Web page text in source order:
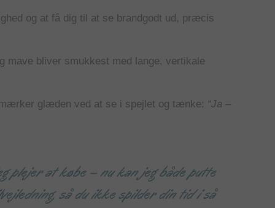
og at få dig til at se brandgodt ud, præcis
mave bliver smukkest med lange, vertikale
glæden ved at se i spejlet og tænke: “Ja –
plejer at købe – nu kan jeg både putte
så du ikke spilder din tid i så